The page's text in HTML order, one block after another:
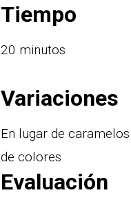
Tiempo
20 minutos
Variaciones
En lugar de
de colores
Evaluación